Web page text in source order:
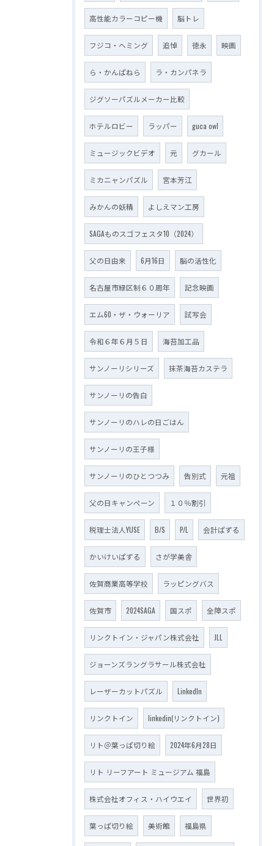
高性能カラーコピー機 脳トレ
フジコ・ヘミング 追悼 徳永 映画
ら・かんぱねら ラ・カンパネラ
ジグソーパズルメーカー比較
ホテルロビー ラッパー guca owl
ミュージックビデオ 元 グカール
ミカニャンパズル 宮本芳江
みかんの妖精 よしえマン工房
SAGAものスゴフェスタ10（2024）
父の日由来 6月16日 脳の活性化
名古屋市緑区制６０周年 記念映画
エム60・ザ・ウォーリア 試写会
令和６年６月５日 海苔加工品
サンノーリシリーズ 抹茶海苔カステラ
サンノーリの告白
サンノーリのハレの日ごはん
サンノーリの王子様
サンノーリのひとつつみ 告別式 元祖
父の日キャンペーン １０％割引
税理士法人YUSE B/S P/L 会計ぱずる
かいけいぱずる さが学美舎
佐賀商業高等学校 ラッピングバス
佐賀市 2024SAGA 国スポ 全障スポ
リンクトイン・ジャパン株式会社 JLL
ジョーンズラングラサール株式会社
レーザーカットパズル LinkedIn
リンクトイン linkedin(リンクトイン)
リト＠葉っぱ切り絵 2024年6月28日
リト リーフアート ミュージアム 福島
株式会社オフィス・ハイウエイ 世界初
葉っぱ切り絵 美術館 福島県